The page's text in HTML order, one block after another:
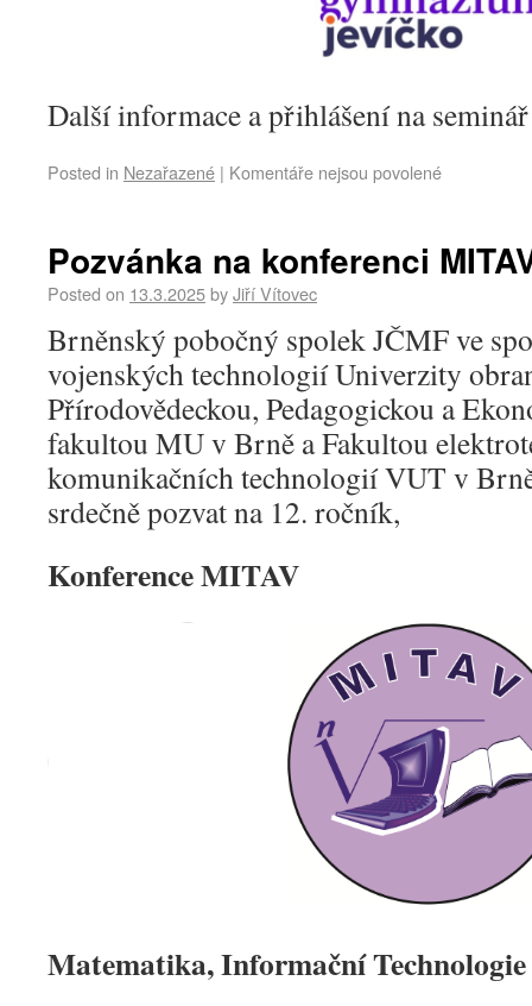
Další informace a přihlášení na
Posted in Nezařazené | Komentáře nejsou povolené
Pozvánka na konferenci
Posted on 13.3.2025byJiří Vítovec
Brněnský pobočný spolek JČMF ve
vojenských technologií Univerzity
Přírodovědeckou, Pedagogickou a
fakultou MU v Brně a Fakultou
komunikačních technologií VUT v
srdečně pozvat na 12. ročník,
Konference MITAV
Matematika, Informační